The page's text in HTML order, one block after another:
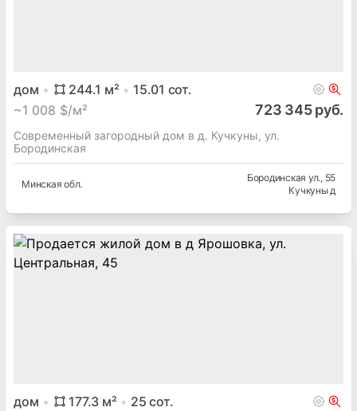
дом 244.1 м² 15.01 сот.
~1 008 $/м² 723 345 руб.
Современный загородный дом в д. Кучкуны, ул.
Бородинская
Минская обл.
Бородинская ул., 55
Кучкуны д
дом 177.3 м² 25 сот.